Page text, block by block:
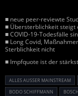
■ neue peer-reviewte
■ Übersterblichkeit steigt
■ COVID-19-Todesfälle
■ Long Covid,
Sterblichkeit nicht
■ Impfquote ist der
ALLES AUSSER MAINSTREAM
BODO SCHIFFMANN